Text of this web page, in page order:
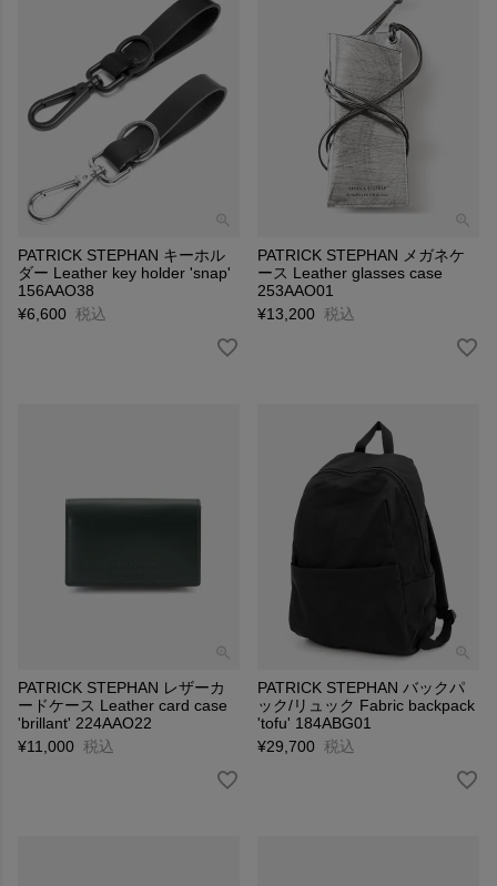
PATRICK STEPHAN キーホル
ダー Leather key holder 'snap'
156AAO38
¥6,600 税込
PATRICK STEPHAN メガネケ
ース Leather glasses case
253AAO01
¥13,200 税込
PATRICK STEPHAN レザーカ
ードケース Leather card case
'brillant' 224AAO22
¥11,000 税込
PATRICK STEPHAN バックパ
ック/リュック Fabric backpack
'tofu' 184ABG01
¥29,700 税込